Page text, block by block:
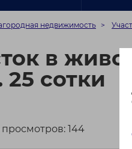
недвижимость
в
25 сотки
просмотров: 144